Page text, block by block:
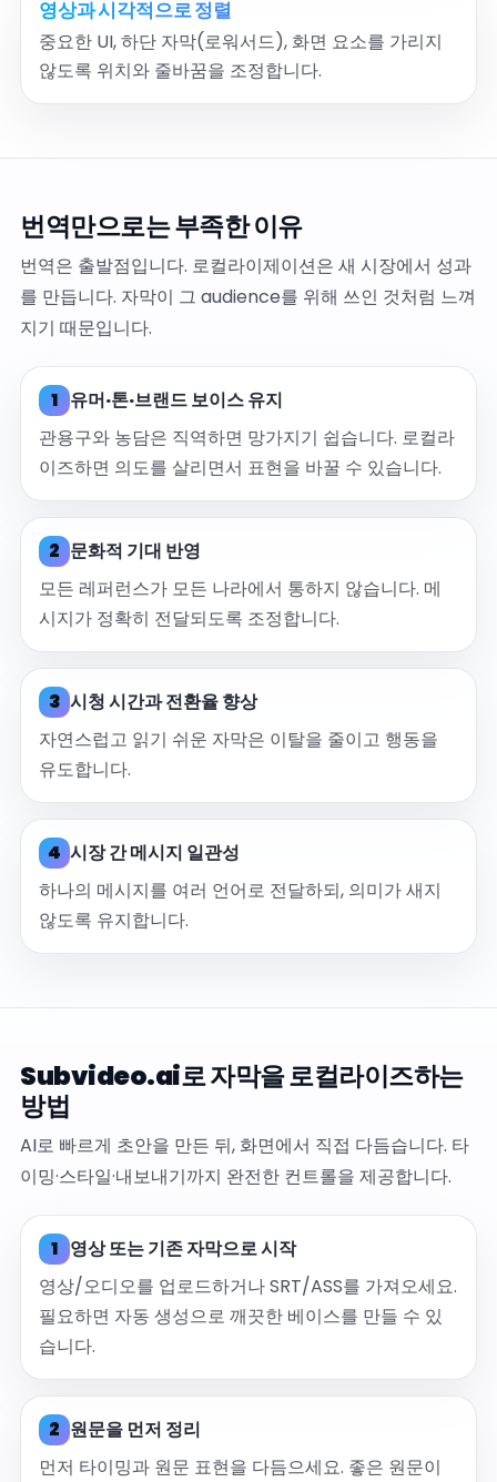
영상과 시각적으로 정렬
중요한 UI, 하단 자막(로워서드), 화면 요소를 가리지
않도록 위치와 줄바꿈을 조정합니다.
번역만으로는 부족한 이유
번역은 출발점입니다. 로컬라이제이션은 새 시장에서 성과
를 만듭니다. 자막이 그 audience를 위해 쓰인 것처럼 느껴
지기 때문입니다.
1 유머·톤·브랜드 보이스 유지
관용구와 농담은 직역하면 망가지기 쉽습니다. 로컬라
이즈하면 의도를 살리면서 표현을 바꿀 수 있습니다.
2 문화적 기대 반영
모든 레퍼런스가 모든 나라에서 통하지 않습니다. 메
시지가 정확히 전달되도록 조정합니다.
3 시청 시간과 전환율 향상
자연스럽고 읽기 쉬운 자막은 이탈을 줄이고 행동을
유도합니다.
4 시장 간 메시지 일관성
하나의 메시지를 여러 언어로 전달하되, 의미가 새지
않도록 유지합니다.
Subvideo.ai로 자막을 로컬라이즈하는
방법
AI로 빠르게 초안을 만든 뒤, 화면에서 직접 다듬습니다. 타
이밍·스타일·내보내기까지 완전한 컨트롤을 제공합니다.
1 영상 또는 기존 자막으로 시작
영상/오디오를 업로드하거나 SRT/ASS를 가져오세요.
필요하면 자동 생성으로 깨끗한 베이스를 만들 수 있
습니다.
2 원문을 먼저 정리
먼저 타이밍과 원문 표현을 다듬으세요. 좋은 원문이